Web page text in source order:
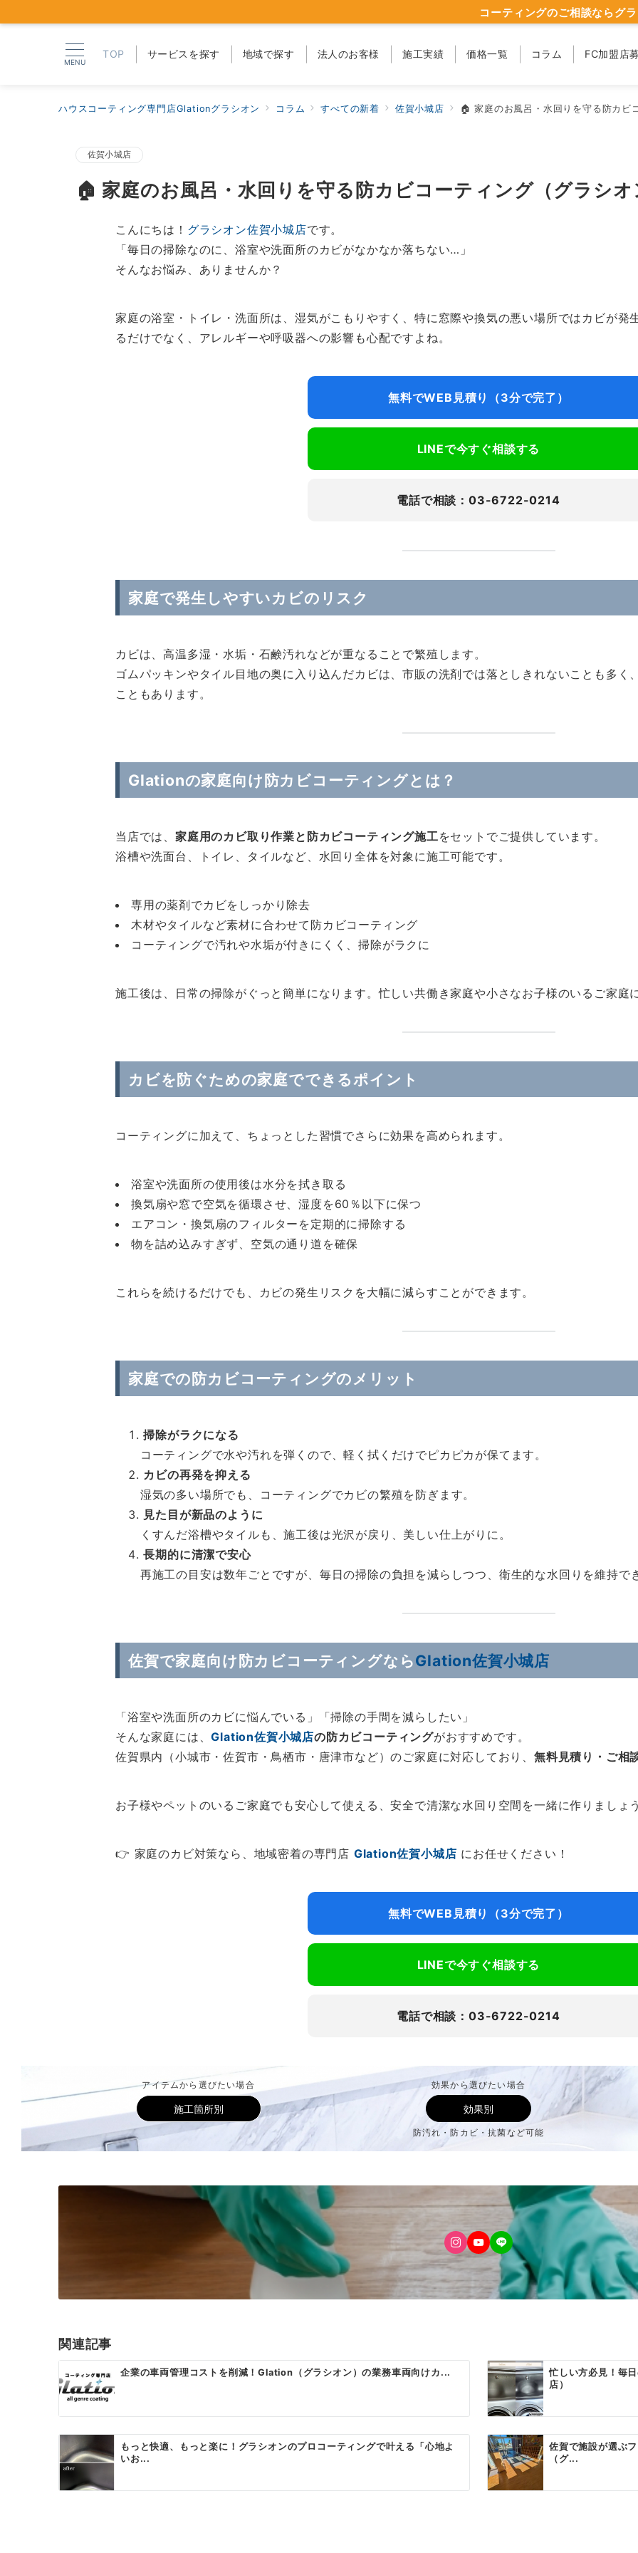
MENU
TOP サービスを探す 地域で探す 法人のお客様 施工実績 価格一覧 コラム FC加盟店
コーティングのご相談ならグ
ハウスコーティング専門店Glationグラシオン コラム すべての新着 佐賀小城店 🏠 家庭のお風呂・水回りを守る防カビ
佐賀小城店
🏠 家庭のお風呂・水回りを守る防カビコーティング（グラシ
こんにちは！ グラシオン佐賀小城店です。
「毎日の掃除なのに、浴室や洗面所のカビがなかなか落ちない…」
そんなお悩み、ありませんか？
家庭の浴室・トイレ・洗面所は、湿気がこもりやすく、特に窓際や換気の悪い場所ではカビが発
るだけでなく、アレルギーや呼吸器への影響も心配ですよね。
無料でWEB見積り（3分で完了）
LINEで今すぐ相談する
電話で相談：03-6722-0214
家庭で発生しやすいカビのリスク
カビは、高温多湿・水垢・石鹸汚れなどが重なることで繁殖します。
ゴムパッキンやタイル目地の奥に入り込んだカビは、市販の洗剤では落としきれないことも多く
こともあります。
Glationの家庭向け防カビコーティングとは？
当店では、 家庭用のカビ取り作業と防カビコーティング施工をセットでご提供しています。
浴槽や洗面台、トイレ、タイルなど、水回り全体を対象に施工可能です。
専用の薬剤でカビをしっかり除去
木材やタイルなど素材に合わせて防カビコーティング
コーティングで汚れや水垢が付きにくく、掃除がラクに
施工後は、日常の掃除がぐっと簡単になります。忙しい共働き家庭や小さなお子様のいるご家庭
カビを防ぐための家庭でできるポイント
コーティングに加えて、ちょっとした習慣でさらに効果を高められます。
浴室や洗面所の使用後は水分を拭き取る
換気扇や窓で空気を循環させ、湿度を60％以下に保つ
エアコン・換気扇のフィルターを定期的に掃除する
物を詰め込みすぎず、空気の通り道を確保
これらを続けるだけでも、カビの発生リスクを大幅に減らすことができます。
家庭での防カビコーティングのメリット
掃除がラクになる
コーティングで水や汚れを弾くので、軽く拭くだけでピカピカが保てます。
カビの再発を抑える
湿気の多い場所でも、コーティングでカビの繁殖を防ぎます。
見た目が新品のように
くすんだ浴槽やタイルも、施工後は光沢が戻り、美しい仕上がりに。
長期的に清潔で安心
再施工の目安は数年ごとですが、毎日の掃除の負担を減らしつつ、衛生的な水回りを維持で
佐賀で家庭向け防カビコーティングならGlation佐賀小城店
「浴室や洗面所のカビに悩んでいる」「掃除の手間を減らしたい」
そんな家庭には、Glation佐賀小城店の防カビコーティングがおすすめです。
佐賀県内（小城市・佐賀市・鳥栖市・唐津市など）のご家庭に対応しており、 無料見積り・ご相
お子様やペットのいるご家庭でも安心して使える、安全で清潔な水回り空間を一緒に作りましょ
👉 家庭のカビ対策なら、地域密着の専門店 Glation佐賀小城店 にお任せください！
無料でWEB見積り（3分で完了）
LINEで今すぐ相談する
電話で相談：03-6722-0214
アイテムから選びたい場合
施工箇所別
効果から選びたい場合
効果別
防汚れ・防カビ・抗菌など可能
関連記事
企業の車両管理コストを削減！Glation（グラシオン）の業務車両向けカ...
忙しい方必見！毎
店）
もっと快適、もっと楽に！グラシオンのプロコーティングで叶える「心地よ
いお...
佐賀で施設が選ぶ
（グ...